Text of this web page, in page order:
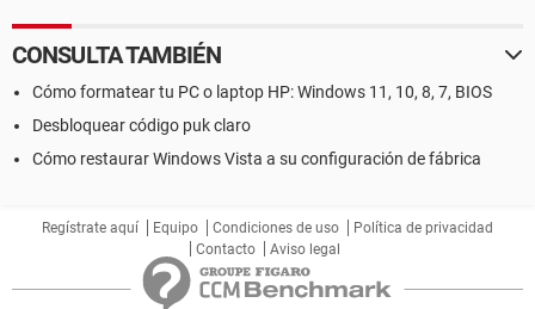
CONSULTA TAMBIÉN
Cómo formatear tu PC o laptop HP: Windows 11, 10, 8, 7, BIOS
Desbloquear código puk claro
Cómo restaurar Windows Vista a su configuración de fábrica
Regístrate aquí Equipo Condiciones de uso
Política de privacidad
Contacto
Aviso legal